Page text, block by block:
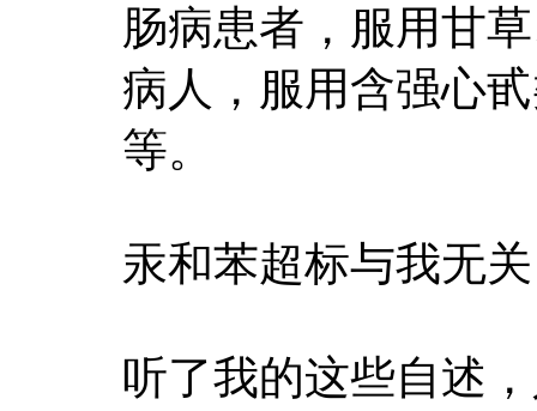
肠病患者，服用甘
病人，服用含强心
等。
汞和苯超标与我无关
听了我的这些自述